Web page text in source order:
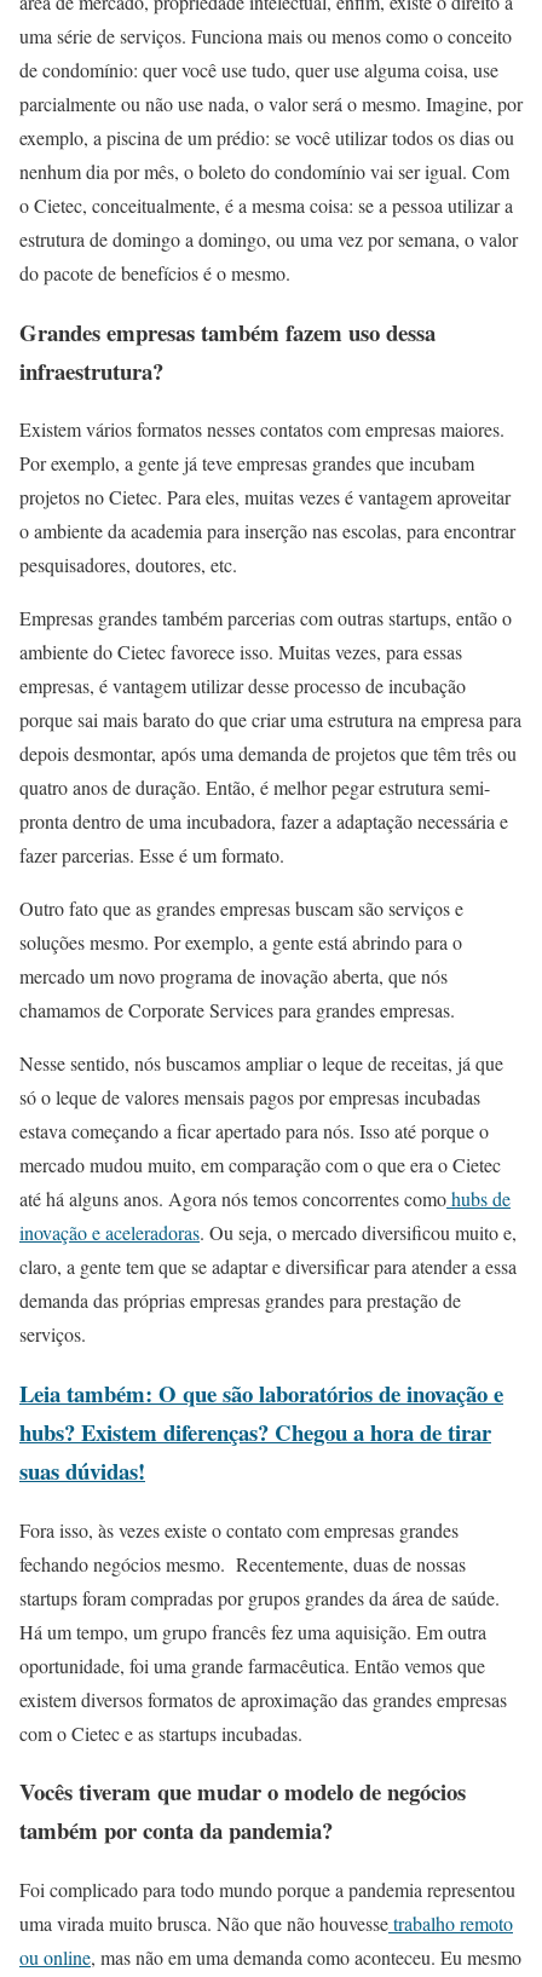
uma série de serviços. Funciona mais ou menos como o conceito
de condomínio: quer você use tudo, quer use alguma coisa, use
parcialmente ou não use nada, o valor será o mesmo. Imagine, por
exemplo, a piscina de um prédio: se você utilizar todos os dias ou
nenhum dia por mês, o boleto do condomínio vai ser igual. Com
o Cietec, conceitualmente, é a mesma coisa: se a pessoa utilizar a
estrutura de domingo a domingo, ou uma vez por semana, o valor
do pacote de benefícios é o mesmo.
Grandes empresas também fazem uso dessa
infraestrutura?
Existem vários formatos nesses contatos com empresas maiores.
Por exemplo, a gente já teve empresas grandes que incubam
projetos no Cietec. Para eles, muitas vezes é vantagem aproveitar
o ambiente da academia para inserção nas escolas, para encontrar
pesquisadores, doutores, etc.
Empresas grandes também parcerias com outras startups, então o
ambiente do Cietec favorece isso. Muitas vezes, para essas
empresas, é vantagem utilizar desse processo de incubação
porque sai mais barato do que criar uma estrutura na empresa para
depois desmontar, após uma demanda de projetos que têm três ou
quatro anos de duração. Então, é melhor pegar estrutura semi-
pronta dentro de uma incubadora, fazer a adaptação necessária e
fazer parcerias. Esse é um formato.
Outro fato que as grandes empresas buscam são serviços e
soluções mesmo. Por exemplo, a gente está abrindo para o
mercado um novo programa de inovação aberta, que nós
chamamos de Corporate Services para grandes empresas.
Nesse sentido, nós buscamos ampliar o leque de receitas, já que
só o leque de valores mensais pagos por empresas incubadas
estava começando a ficar apertado para nós. Isso até porque o
mercado mudou muito, em comparação com o que era o Cietec
até há alguns anos. Agora nós temos concorrentes comohubs de
inovação e aceleradoras. Ou seja, o mercado diversificou muito e,
claro, a gente tem que se adaptar e diversificar para atender a essa
demanda das próprias empresas grandes para prestação de
serviços.
Leia também: O que são laboratórios de inovação e
hubs? Existem diferenças? Chegou a hora de tirar
suas dúvidas!
Fora isso, às vezes existe o contato com empresas grandes
fechando negócios mesmo. Recentemente, duas de nossas
startups foram compradas por grupos grandes da área de saúde.
Há um tempo, um grupo francês fez uma aquisição. Em outra
oportunidade, foi uma grande farmacêutica. Então vemos que
existem diversos formatos de aproximação das grandes empresas
com o Cietec e as startups incubadas.
Vocês tiveram que mudar o modelo de negócios
também por conta da pandemia?
Foi complicado para todo mundo porque a pandemia representou
uma virada muito brusca. Não que não houvessetrabalho remoto
ou online, mas não em uma demanda como aconteceu. Eu mesmo